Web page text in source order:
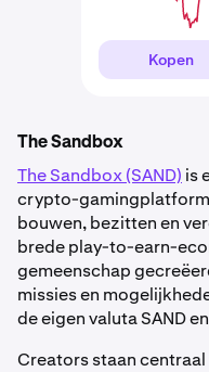
Kopen
The Sandbox
The Sandbox (SAND) is
crypto-gamingplatform
bouwen, bezitten en
brede play-to-earn-
gemeenschap
missies en
de eigen valuta SAND
Creators staan